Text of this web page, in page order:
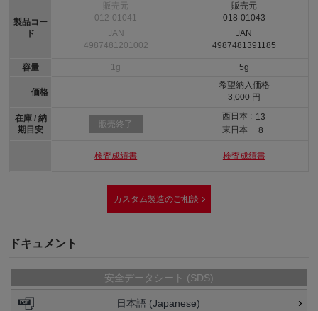
製品コー
ド
容量
価格
在庫 / 納
期目安
販売元
012-01041
JAN
4987481201002
1g
販売終了
検査成績書
販売元
018-01043
JAN
4987481391185
5g
希望納入価格
3,000 円
西日本 : 13
東日本 :
8
検査成績書
カスタム製造のご相談
ドキュメント
安全データシート (SDS)
日本語 (Japanese)